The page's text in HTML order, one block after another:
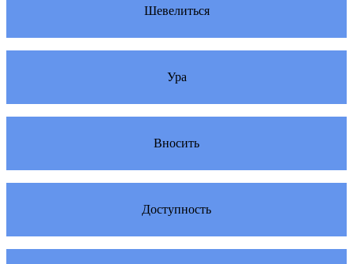
Шевелиться
Ура
Вносить
Доступность